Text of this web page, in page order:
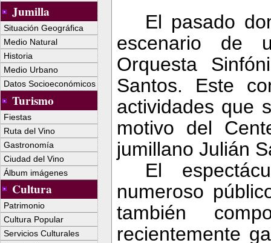
Jumilla
Situación Geográfica
Medio Natural
Historia
Medio Urbano
Datos Socioeconómicos
Turismo
Fiestas
Ruta del Vino
Gastronomía
Ciudad del Vino
Álbum imágenes
Cultura
Patrimonio
Cultura Popular
Servicios Culturales
El pasado
escenario de
Orquesta
Santos. Este
actividades que
motivo del
jumillano Julián
El
numeroso
también
recientemente